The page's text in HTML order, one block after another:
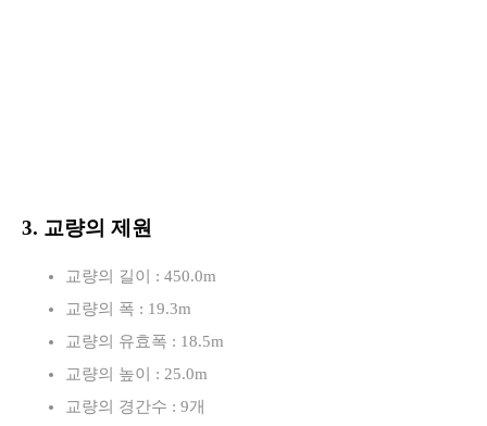
3. 교량의 제원
교량의 길이 : 450.0m
교량의 폭 : 19.3m
교량의 유효폭 : 18.5m
교량의 높이 : 25.0m
교량의 경간수 : 9개